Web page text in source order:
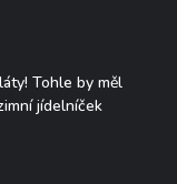
Tohle by měl
jídelníček